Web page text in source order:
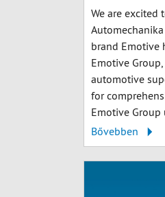
We are
brand Emotive
Emotive
automotive
for
Emotive
Bővebben